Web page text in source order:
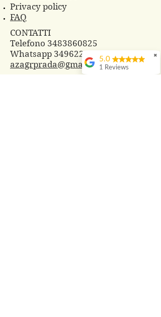
Privacy policy
FAQ
CONTATTI
Telefono 3483860825
Whatsapp 3496229607
azagrprada@gmail.com
✖
5.0
1 Reviews